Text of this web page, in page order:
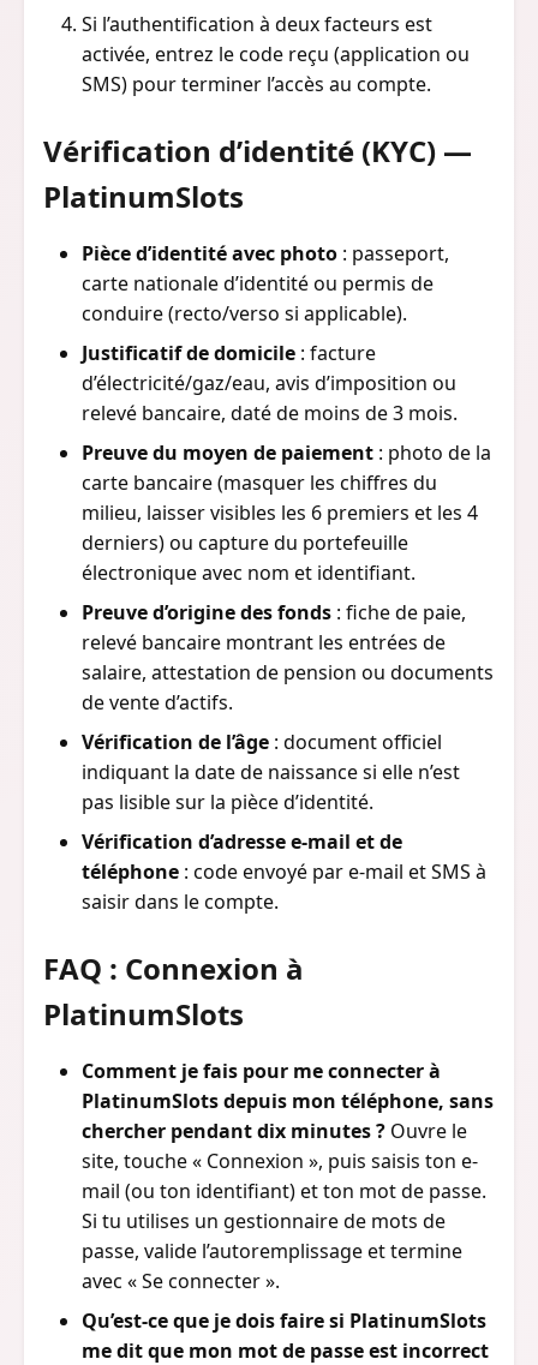
Si l’authentification à deux facteurs est
activée, entrez le code reçu (application ou
SMS) pour terminer l’accès au compte.
Vérification d’identité (KYC) —
PlatinumSlots
Pièce d’identité avec photo : passeport,
carte nationale d’identité ou permis de
conduire (recto/verso si applicable).
Justificatif de domicile : facture
d’électricité/gaz/eau, avis d’imposition ou
relevé bancaire, daté de moins de 3 mois.
Preuve du moyen de paiement : photo de la
carte bancaire (masquer les chiffres du
milieu, laisser visibles les 6 premiers et les 4
derniers) ou capture du portefeuille
électronique avec nom et identifiant.
Preuve d’origine des fonds : fiche de paie,
relevé bancaire montrant les entrées de
salaire, attestation de pension ou documents
de vente d’actifs.
Vérification de l’âge : document officiel
indiquant la date de naissance si elle n’est
pas lisible sur la pièce d’identité.
Vérification d’adresse e-mail et de
téléphone : code envoyé par e-mail et SMS à
saisir dans le compte.
FAQ : Connexion à
PlatinumSlots
Comment je fais pour me connecter à
PlatinumSlots depuis mon téléphone, sans
chercher pendant dix minutes ? Ouvre le
site, touche « Connexion », puis saisis ton e-
mail (ou ton identifiant) et ton mot de passe.
Si tu utilises un gestionnaire de mots de
passe, valide l’autoremplissage et termine
avec « Se connecter ».
Qu’est-ce que je dois faire si PlatinumSlots
me dit que mon mot de passe est incorrect